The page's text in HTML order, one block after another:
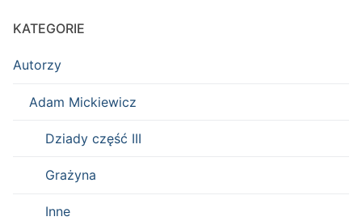
KATEGORIE
Autorzy
Adam Mickiewicz
Dziady część III
Grażyna
Inne